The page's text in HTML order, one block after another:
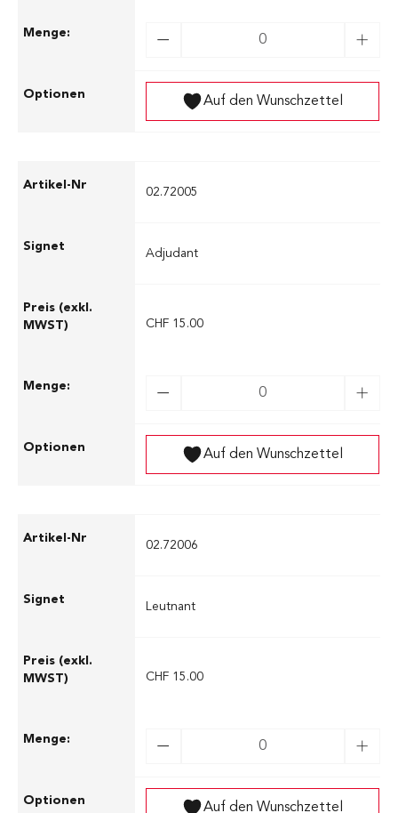
Auf den Wunschzettel
02.72005
Adjudant
CHF 15.00
Auf den Wunschzettel
02.72006
Leutnant
CHF 15.00
Auf den Wunschzettel